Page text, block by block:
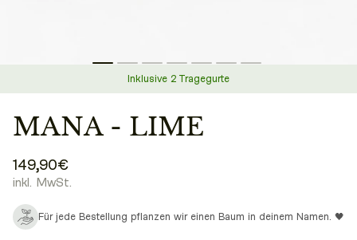
Inklusive 2 Tragegurte
MANA - LIME
149,90€
inkl. MwSt.
Für jede Bestellung pflanzen wir einen Baum in deinem Namen. 🖤